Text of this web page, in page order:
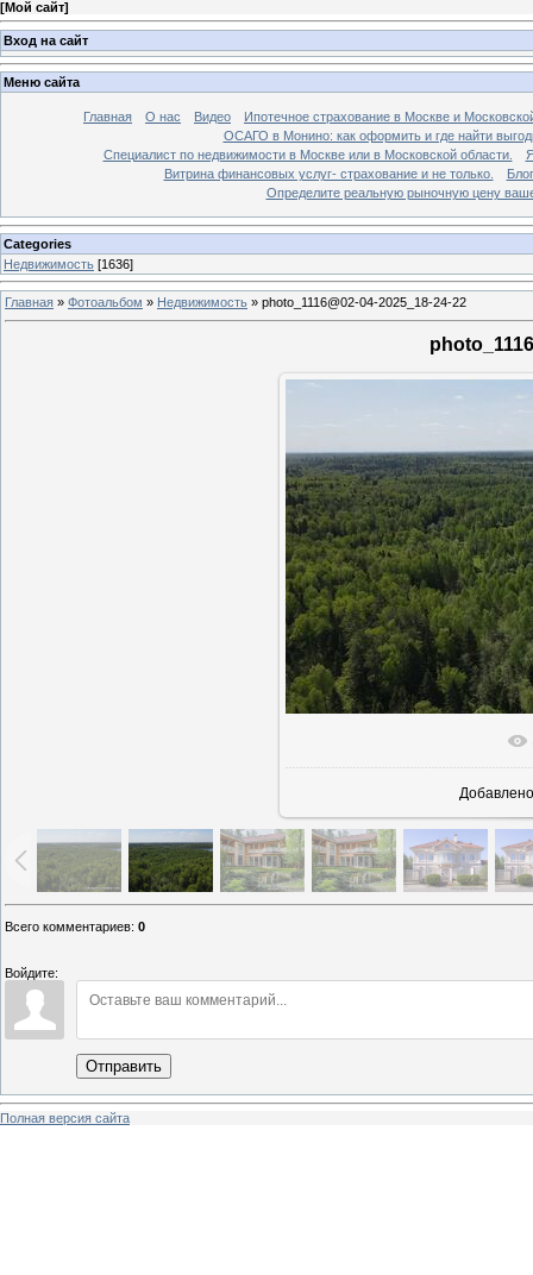
[Мой сайт]
Вход на сайт
Меню сайта
Главная О нас Видео
Ипотечное страхование в Москве и
ОСАГО в Монино: как оформить и где найти
Специалист по недвижимости в Москве или в Московской области.
Витрина финансовых услуг- страхование и не только.
Блог
Определите реальную рыночную цену
Categories
Недвижимость [1636]
Главная » Фотоальбом » Недвижимость » photo_1116@02-04-2025_18-24-22
В
Добавлено
Всего комментариев: 0
Войдите:
Отправить
Полная версия сайта